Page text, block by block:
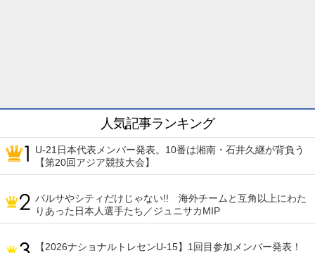
人気記事ランキング
U-21日本代表メンバー発表。10番は湘南・石井久継が背負う
【第20回アジア競技大会】
バルサやシティだけじゃない!! 海外チームと互角以上にわた
りあった日本人選手たち／ジュニサカMIP
【2026ナショナルトレセンU-15】1回目参加メンバー発表！